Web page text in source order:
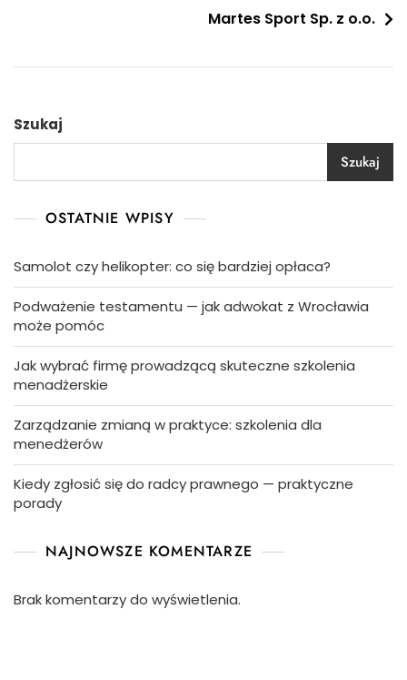
Martes Sport Sp. z o.o.
Szukaj
Szukaj
OSTATNIE WPISY
Samolot czy helikopter: co się bardziej opłaca?
Podważenie testamentu — jak adwokat z Wrocławia
może pomóc
Jak wybrać firmę prowadzącą skuteczne szkolenia
menadżerskie
Zarządzanie zmianą w praktyce: szkolenia dla
menedżerów
Kiedy zgłosić się do radcy prawnego — praktyczne
porady
NAJNOWSZE KOMENTARZE
Brak komentarzy do wyświetlenia.